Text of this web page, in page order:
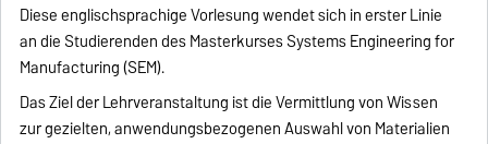
Diese englischsprachige Vorlesung wendet sich in erster Linie
an die Studierenden des Masterkurses Systems Engineering for
Manufacturing (SEM).
Das Ziel der Lehrveranstaltung ist die Vermittlung von Wissen
zur gezielten, anwendungsbezogenen Auswahl von Materialien